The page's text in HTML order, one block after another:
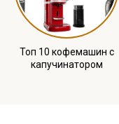
Топ 10 кофемашин с
капучинатором